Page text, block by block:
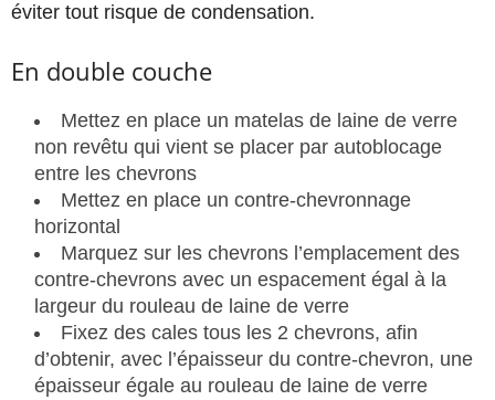
éviter tout risque de condensation.
En double couche
Mettez en place un matelas de laine de verre
non revêtu qui vient se placer par autoblocage
entre les chevrons
Mettez en place un contre-chevronnage
horizontal
Marquez sur les chevrons l’emplacement des
contre-chevrons avec un espacement égal à la
largeur du rouleau de laine de verre
Fixez des cales tous les 2 chevrons, afin
d’obtenir, avec l’épaisseur du contre-chevron, une
épaisseur égale au rouleau de laine de verre